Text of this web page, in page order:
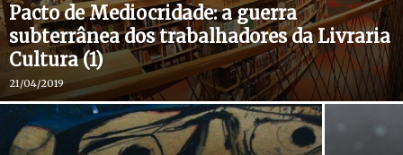
Pacto de Mediocridade: a guerra
subterrânea dos trabalhadores da Livraria
Cultura (1)
21/04/2019